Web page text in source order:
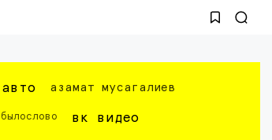
авто азамат мусагалиев
былослово вк видео